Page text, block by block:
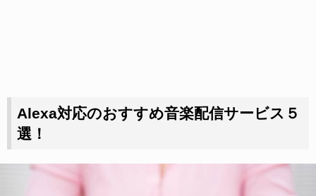
Alexa対応のおすすめ音楽配信サービス５
選！